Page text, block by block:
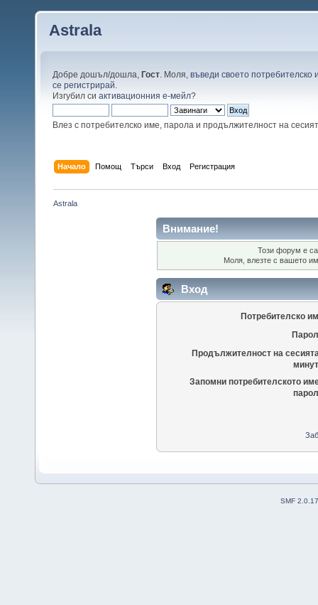
Astrala
Добре дошъл/дошла, Гост . Моля, въведи своето потребителско
се регистрирай
Изгубил си активационния е-мейл?
Влез с потребителско име, парола и продължителност на
Начало Помощ Търси Вход Регистрация
Astrala
Внимание!
Този форум е
Моля, влезте с вашето
Вход
Потребителско
Продължителност на
Запомни потребителското
SMF 2.0.17